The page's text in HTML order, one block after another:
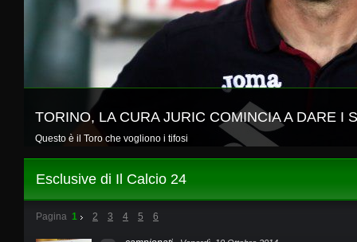
TORINO, LA CURA JURIC COMINCIA A DARE I
Questo è il Toro che vogliono i tifosi
Esclusive di Il Calcio 24
Pagina 1 2 3 4 5 6